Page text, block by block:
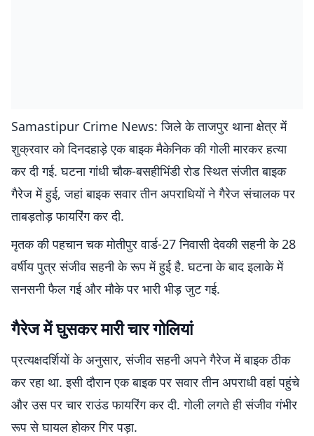
Samastipur Crime News: जिले के ताजपुर थाना क्षेत्र में
शुक्रवार को दिनदहाड़े एक बाइक मैकेनिक की गोली मारकर हत्या
कर दी गई. घटना गांधी चौक-बसहीभिंडी रोड स्थित संजीत बाइक
गैरेज में हुई, जहां बाइक सवार तीन अपराधियों ने गैरेज संचालक पर
ताबड़तोड़ फायरिंग कर दी.
मृतक की पहचान चक मोतीपुर वार्ड-27 निवासी देवकी सहनी के 28
वर्षीय पुत्र संजीव सहनी के रूप में हुई है. घटना के बाद इलाके में
सनसनी फैल गई और मौके पर भारी भीड़ जुट गई.
गैरेज में घुसकर मारी चार गोलियां
प्रत्यक्षदर्शियों के अनुसार, संजीव सहनी अपने गैरेज में बाइक ठीक
कर रहा था. इसी दौरान एक बाइक पर सवार तीन अपराधी वहां पहुंचे
और उस पर चार राउंड फायरिंग कर दी. गोली लगते ही संजीव गंभीर
रूप से घायल होकर गिर पड़ा.